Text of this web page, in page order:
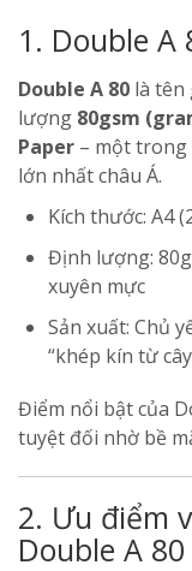
1. Double A
Double A 80 là tên
lượng 80gsm
Paper – một trong
lớn nhất châu Á.
Kích thước: A4
Định lượng:
xuyên mực
Sản xuất: Chủ
“khép kín từ
Điểm nổi bật của
tuyệt đối nhờ bề
2. Ưu điểm
Double A 80